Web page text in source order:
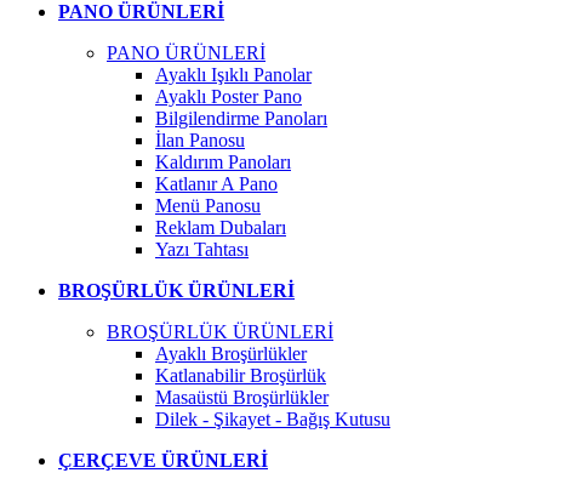
PANO ÜRÜNLERİ
PANO ÜRÜNLERİ
Ayaklı Işıklı Panolar
Ayaklı Poster Pano
Bilgilendirme Panoları
İlan Panosu
Kaldırım Panoları
Katlanır A Pano
Menü Panosu
Reklam Dubaları
Yazı Tahtası
BROŞÜRLÜK ÜRÜNLERİ
BROŞÜRLÜK ÜRÜNLERİ
Ayaklı Broşürlükler
Katlanabilir Broşürlük
Masaüstü Broşürlükler
Dilek - Şikayet - Bağış Kutusu
ÇERÇEVE ÜRÜNLERİ